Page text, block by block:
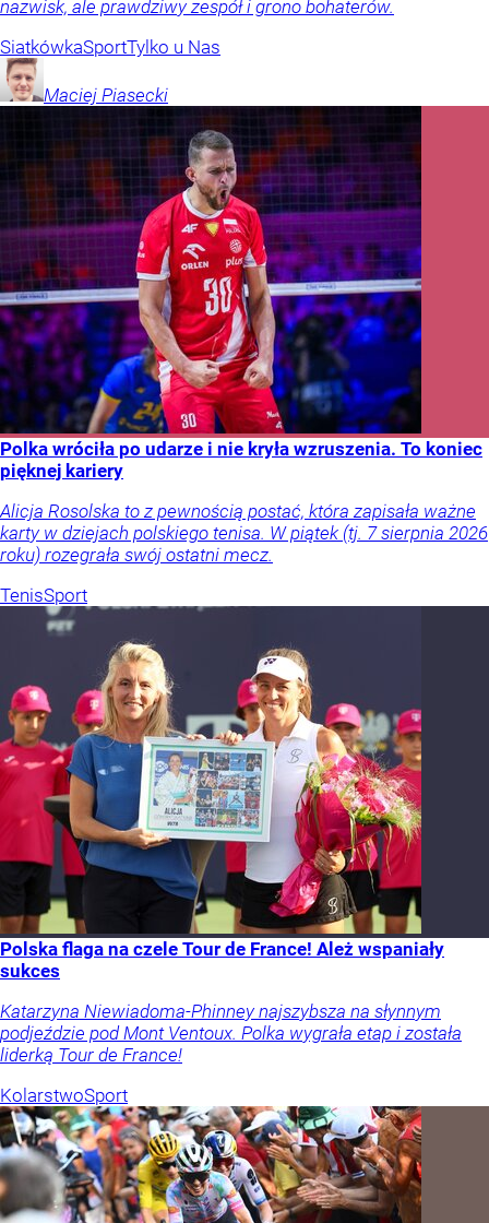
nazwisk, ale prawdziwy zespół i grono bohaterów.
SiatkówkaSportTylko u Nas
Maciej Piasecki
Polka wróciła po udarze i nie kryła wzruszenia. To koniec
pięknej kariery
Alicja Rosolska to z pewnością postać, która zapisała ważne
karty w dziejach polskiego tenisa. W piątek (tj. 7 sierpnia 2026
roku) rozegrała swój ostatni mecz.
TenisSport
Polska flaga na czele Tour de France! Ależ wspaniały
sukces
Katarzyna Niewiadoma-Phinney najszybsza na słynnym
podjeździe pod Mont Ventoux. Polka wygrała etap i została
liderką Tour de France!
KolarstwoSport